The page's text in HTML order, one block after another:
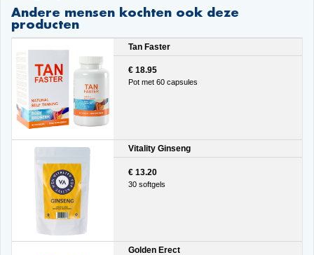
Andere mensen kochten ook deze
producten
Tan Faster
€ 18.95
Pot met 60 capsules
Vitality Ginseng
€ 13.20
30 softgels
Golden Erect